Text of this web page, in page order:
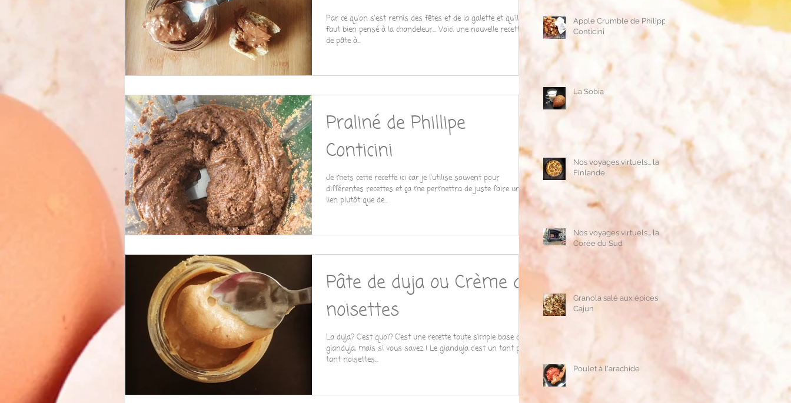
Par ce qu'on s'est remis des fêtes et de la galette et qu'il
faut bien pensé à la chandeleur... Voici une nouvelle recette
de pâte à...
Praliné de Phillipe
Conticini
Je mets cette recette ici car je l'utilise souvent pour
différentes recettes et ça me permettra de juste faire un
lien plutôt que de...
Pâte de duja ou Crème de
noisettes
La duja? C'est quoi? C'est une recette toute simple base du
gianduja, mais si vous savez ! Le gianduja c'est un tant pour
tant noisettes...
Apple Crumble de Philippe
Conticini
La Sobia
Nos voyages virtuels... la
Finlande
Nos voyages virtuels... la
Corée du Sud
Granola salé aux épices
Cajun
Poulet à l'arachide